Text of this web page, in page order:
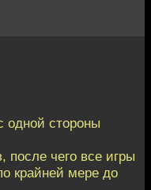
одной стороны
после чего все игры
крайней мере до